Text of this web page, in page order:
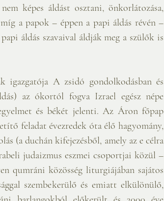
képes áldást osztani, önkorlátozása,
a papok – éppen a papi áldás révén –
áldás szavaival áldják meg a szülők is
igazgatója A zsidó gondolkodásban és
az ókortól fogva Izrael egész népe
és békét jelenti. Az Áron főpap
feladat évezredek óta élő hagyomány,
(a duchán kifejezésből, amely az e célra
judaizmus eszmei csoportjai közül –
qumráni közösség liturgiájában sajátos
szembekerülő és emiatt elkülönülő,